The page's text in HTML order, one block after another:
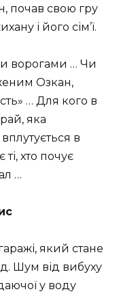
почав свою гру
і його сім’ї.
ворогами … Чи
Озкан,
… Для кого в
яка
в
хто почує
…
який стане
Шум від вибуху
у воду